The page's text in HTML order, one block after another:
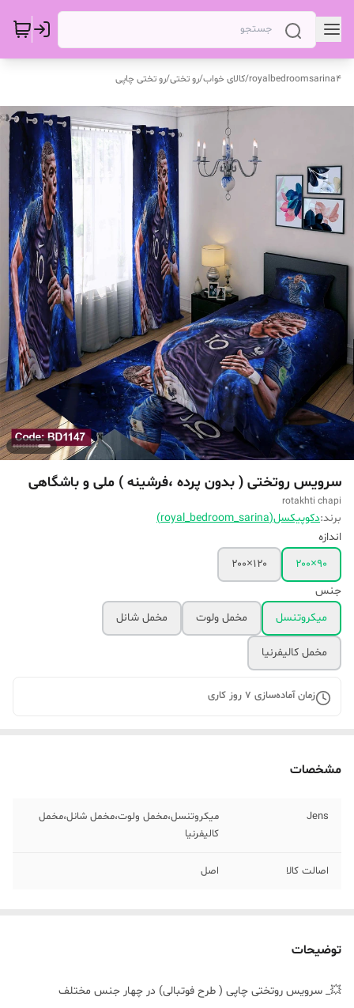
royalbedroomsarina4
/کالای خواب/رو تختی/رو تختی چاپی
سرویس روتختی ( بدون پرده ،فرشینه ) ملی و باشگاهی
rotakhti chapi
برند:دکوپیکسل(royal_bedroom_sarina)
اندازه
۹۰×۲۰۰
۱۲۰×۲۰۰
جنس
میکروتنسل
مخمل ولوت مخمل شانل
مخمل کالیفرنیا
زمان آماده‌سازی 7 روز کاری
مشخصات
Jens
میکروتنسل،مخمل ولوت،مخمل شانل،مخمل
کالیفرنیا
اصالت کالا اصل
توضیحات
💥_ سرویس روتختی چاپی ( طرح فوتبالی) در چهار جنس مختلف